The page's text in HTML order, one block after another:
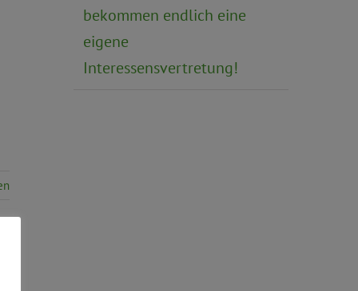
bekommen endlich eine
eigene
Interessensvertretung!